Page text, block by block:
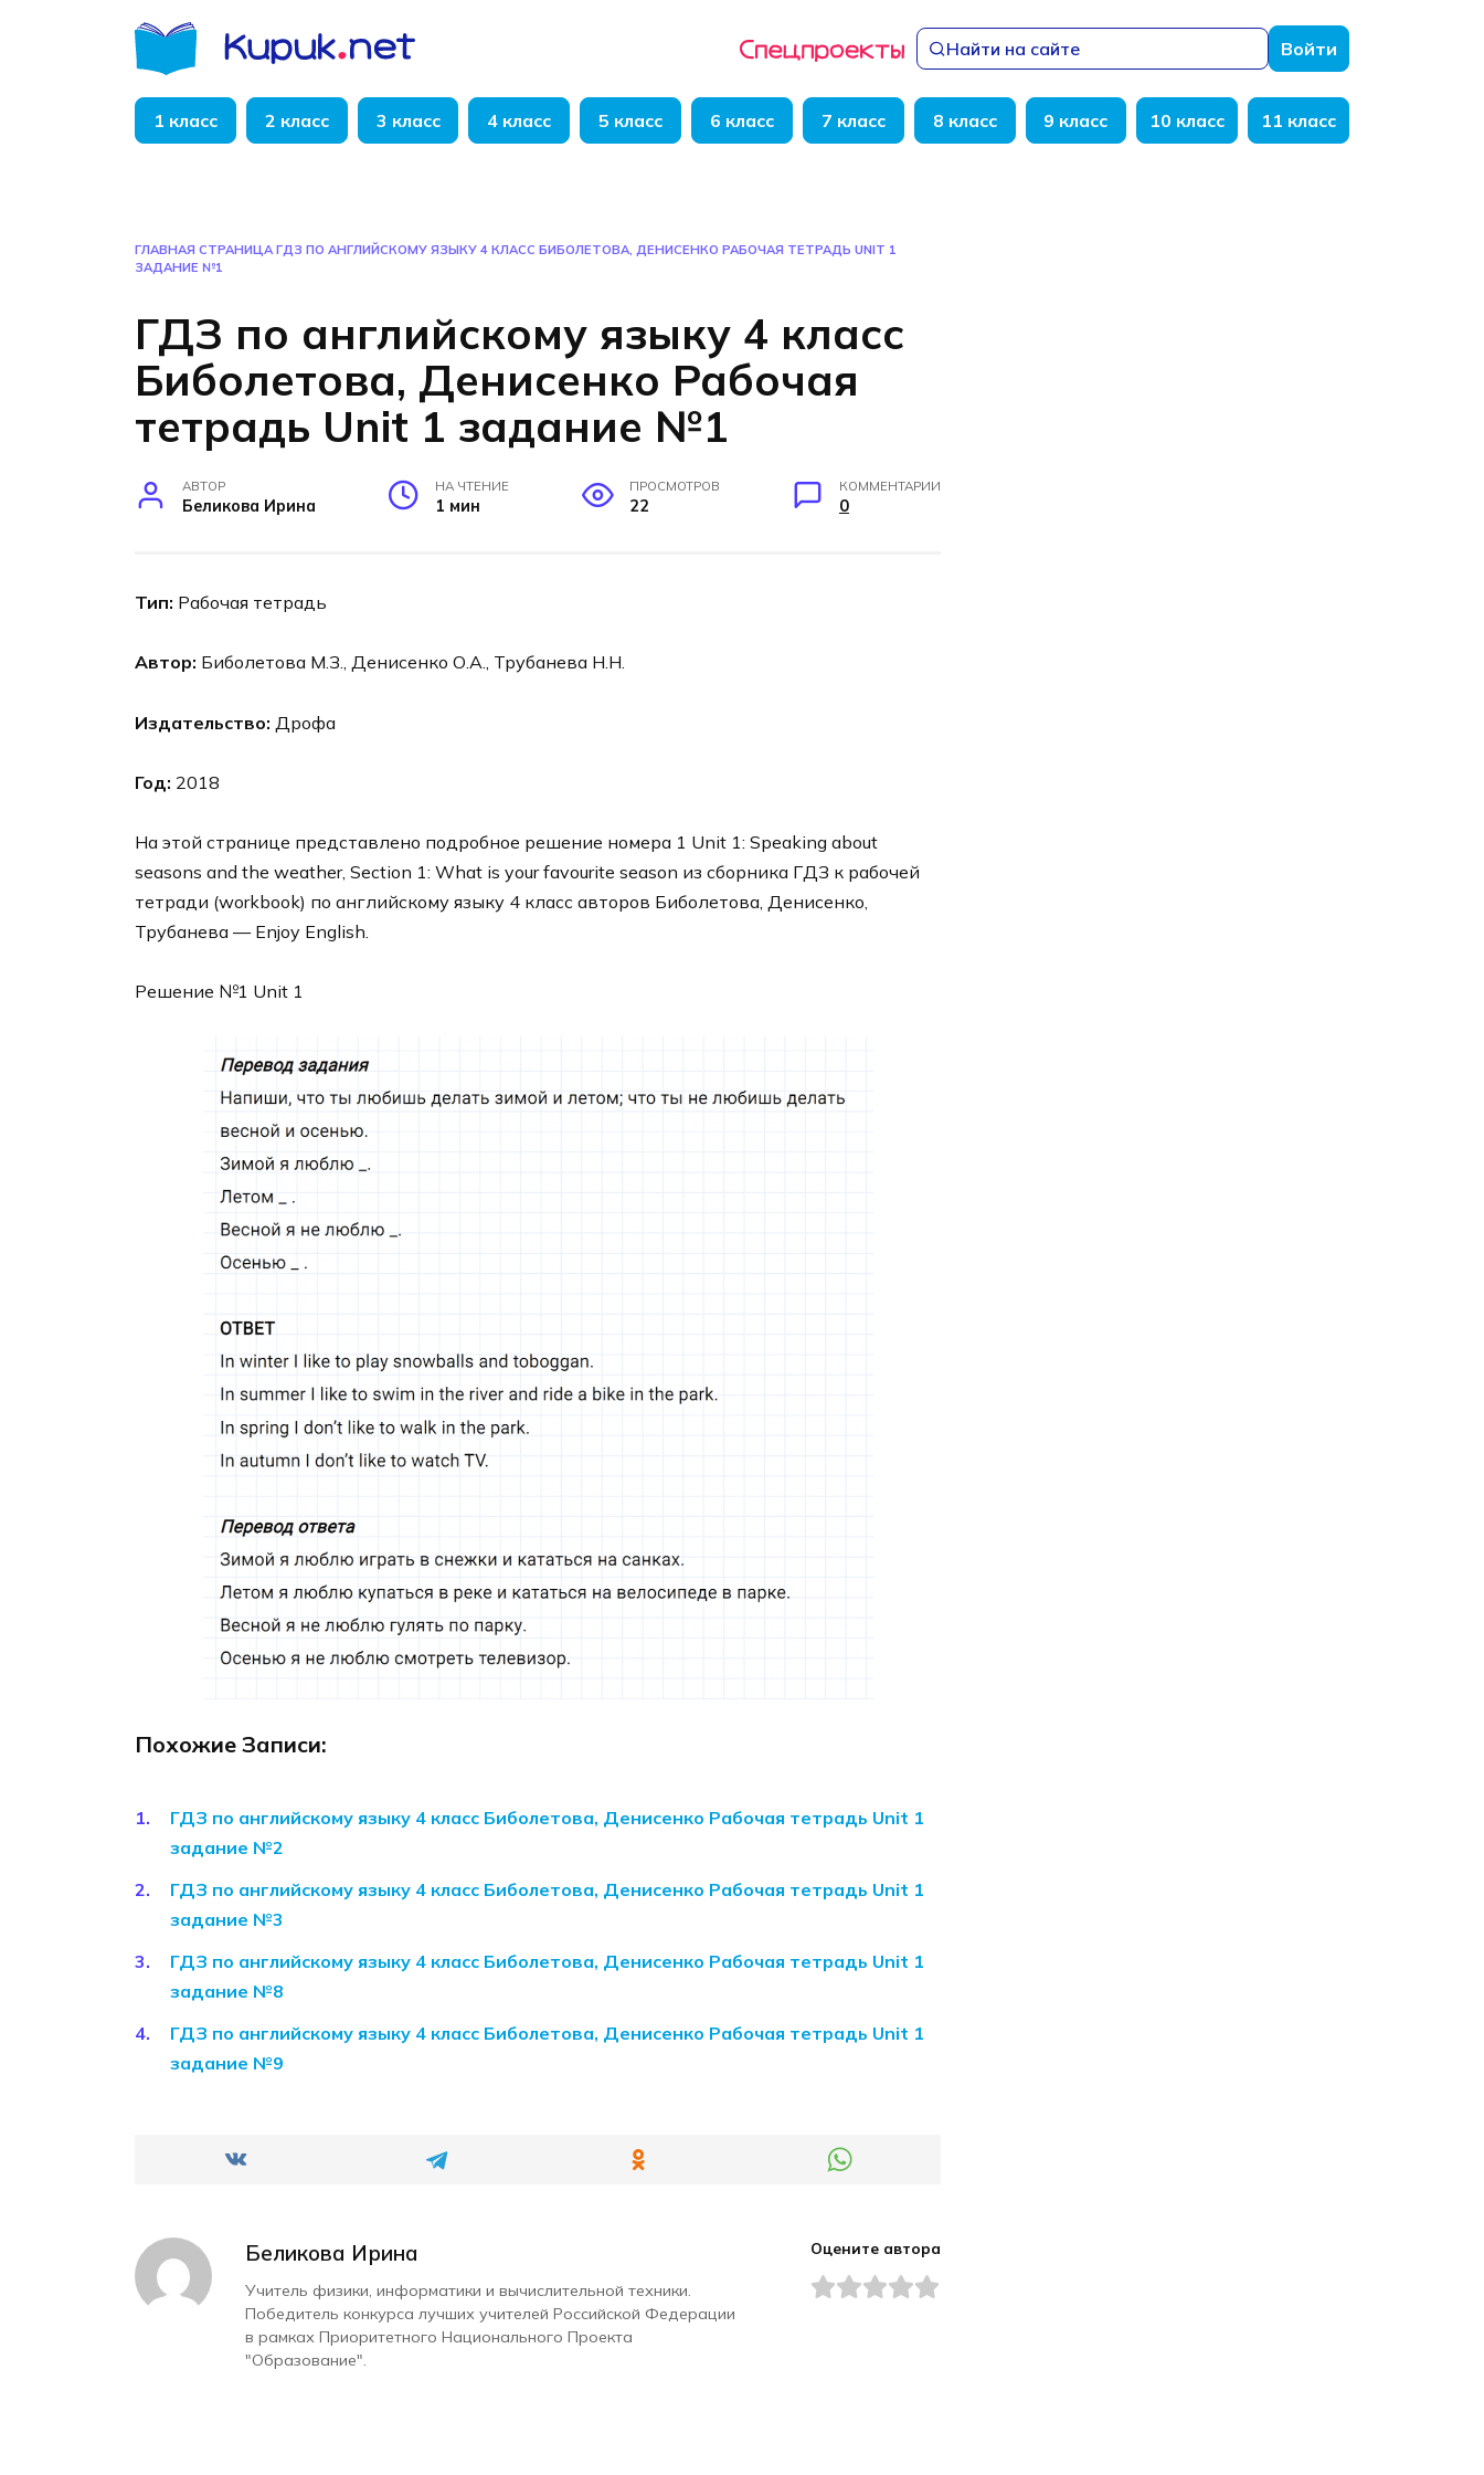
Найти на сайте Войти
1 класс 2 класс 3 класс 4 класс 5 класс 6 класс 7 класс 8 класс 9 класс 10 класс 11 класс
ГЛАВНАЯ СТРАНИЦА ГДЗ ПО АНГЛИЙСКОМУ ЯЗЫКУ 4 КЛАСС БИБОЛЕТОВА, ДЕНИСЕНКО РАБОЧАЯ ТЕТРАДЬ UNIT 1
ЗАДАНИЕ №1
ГДЗ по английскому языку 4 класс
Биболетова, Денисенко Рабочая
тетрадь Unit 1 задание №1
АВТОР
Беликова Ирина
НА ЧТЕНИЕ
1 мин
ПРОСМОТРОВ
22
КОММЕНТАРИИ
0
Тип: Рабочая тетрадь
Автор: Биболетова М.З., Денисенко О.А., Трубанева Н.Н.
Издательство: Дрофа
Год: 2018
На этой странице представлено подробное решение номера 1 Unit 1: Speaking about
seasons and the weather, Section 1: What is your favourite season из сборника ГДЗ к рабочей
тетради (workbook) по английскому языку 4 класс авторов Биболетова, Денисенко,
Трубанева — Enjoy English.
Решение №1 Unit 1
Похожие Записи:
ГДЗ по английскому языку 4 класс Биболетова, Денисенко Рабочая тетрадь Unit 1
задание №2
ГДЗ по английскому языку 4 класс Биболетова, Денисенко Рабочая тетрадь Unit 1
задание №3
ГДЗ по английскому языку 4 класс Биболетова, Денисенко Рабочая тетрадь Unit 1
задание №8
ГДЗ по английскому языку 4 класс Биболетова, Денисенко Рабочая тетрадь Unit 1
задание №9
Беликова Ирина
Учитель физики, информатики и вычислительной техники.
Победитель конкурса лучших учителей Российской Федерации
в рамках Приоритетного Национального Проекта
"Образование".
Оцените автора